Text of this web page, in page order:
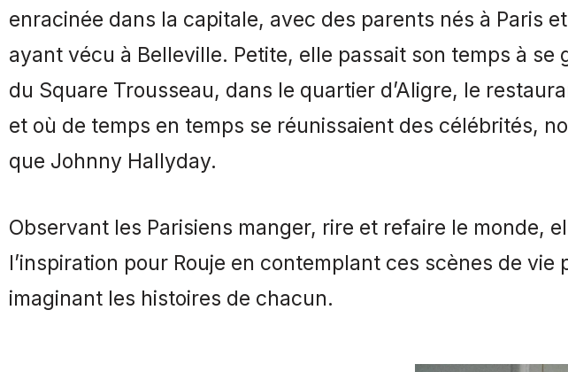
enracinée dans la capitale, avec des parents nés à Paris
ayant vécu à Belleville. Petite, elle passait son temps à se
du Square Trousseau, dans le quartier d’Aligre, le
et où de temps en temps se réunissaient des célébrités,
que Johnny Hallyday.
Observant les Parisiens manger, rire et refaire le monde,
l’inspiration pour Rouje en contemplant ces scènes de vie
imaginant les histoires de chacun.